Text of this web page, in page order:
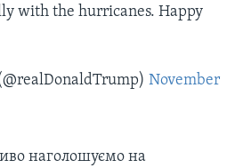
with the hurricanes. Happy
November
наголошуємо на